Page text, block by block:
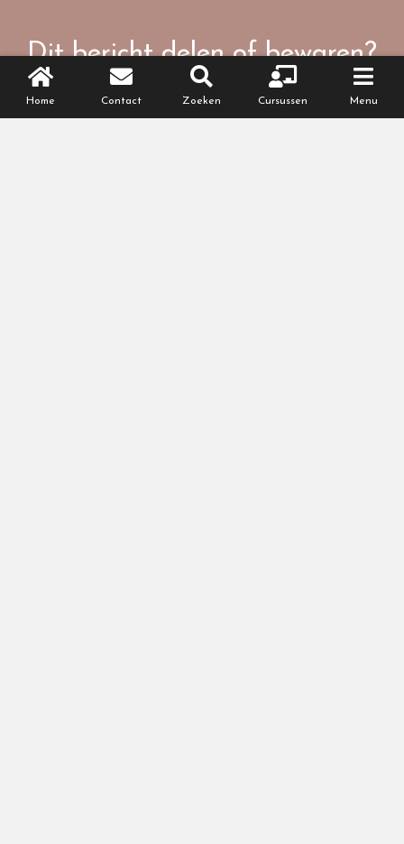
Dit bericht delen of bewaren?
Deel dit bericht via Facebook, Twitter, e-mail
of WhatsApp. Later lezen of zelf bewaren?
Home Contact Zoeken Cursussen Menu